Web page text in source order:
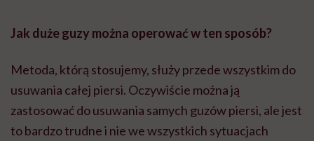
Jak duże guzy można operować w ten sposób?
Metoda, którą stosujemy, służy przede wszystkim do
usuwania całej piersi. Oczywiście można ją
zastosować do usuwania samych guzów piersi, ale jest
to bardzo trudne i nie we wszystkich sytuacjach